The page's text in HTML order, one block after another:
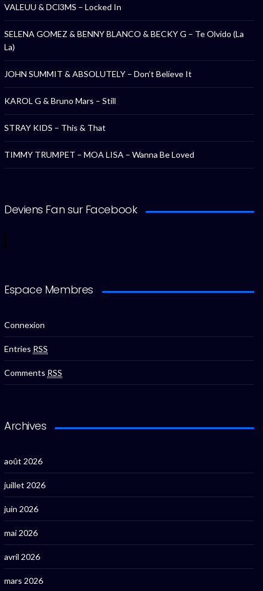
VALEUU & DCl3MS – Locked In
SELENA GOMEZ & BENNY BLANCO & BECKY G – Te Olvido (La
La)
JOHN SUMMIT & ABSOLUTELY – Don’t Believe It
KAROL G & Bruno Mars – Still
STRAY KIDS – This & That
TIMMY TRUMPET – MOA LISA – Wanna Be Loved
Deviens Fan sur Facebook
Espace Membres
Connexion
Entries RSS
Comments RSS
Archives
août 2026
juillet 2026
juin 2026
mai 2026
avril 2026
mars 2026